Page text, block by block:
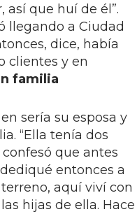
así que huí de él”.
llegando a Ciudad
dice, había
clientes y en
familia
sería su esposa y
“Ella tenía dos
que antes
entonces a
terreno, aquí viví con
hijas de ella. Hace